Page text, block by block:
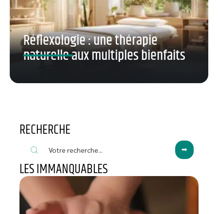
Réflexologie : une thérapie
naturelle aux multiples bienfaits
RECHERCHE
LES IMMANQUABLES